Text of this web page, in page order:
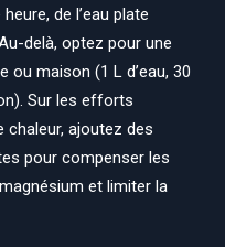
de l’eau plate
delà, optez pour une
maison (1 L d’eau, 30
Sur les efforts
ajoutez des
pour compenser les
et limiter la